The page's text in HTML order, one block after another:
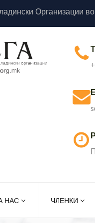
Организации
НАС ЧЛЕНКИ